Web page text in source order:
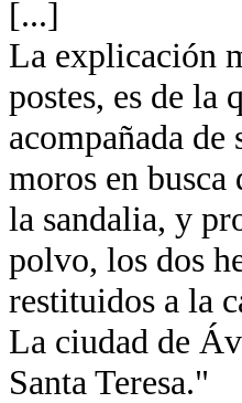
[...]
La explicación
postes, es de la
acompañada
moros en
la sandalia, y
polvo, los dos
restituidos a la
La ciudad de
Santa Teresa."